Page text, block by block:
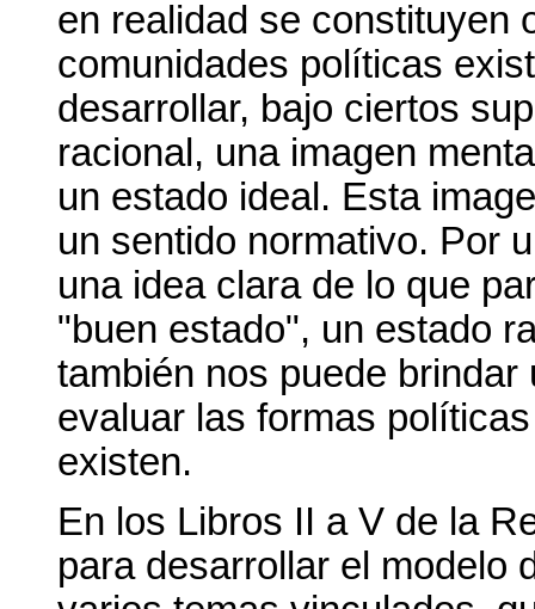
en realidad se constituyen
comunidades políticas
desarrollar, bajo ciertos
racional, una imagen
un estado ideal. Esta
un sentido normativo. Por
una idea clara de lo que
"buen estado", un estado
también nos puede
evaluar las formas
existen.
En los Libros II a V de la
para desarrollar el modelo